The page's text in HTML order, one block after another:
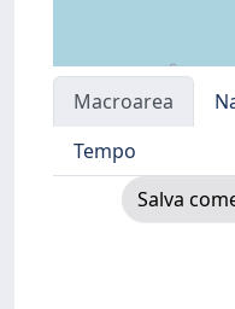
Macroarea
Tempo
Salva